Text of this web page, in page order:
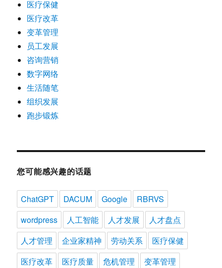
医疗保健
医疗改革
变革管理
员工发展
咨询营销
数字网络
生活随笔
组织发展
跑步锻炼
您可能感兴趣的话题
ChatGPT DACUM Google
RBRVS
wordpress
人工智能 人才发展
人才盘点
人才管理
企业家精神 劳动关系
医疗保健
医疗改革
医疗质量 危机管理
变革管理